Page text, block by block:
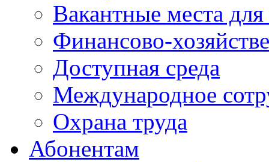
Вакантные места
Финансово-
Доступная среда
Международное
Охрана труда
Абонентам